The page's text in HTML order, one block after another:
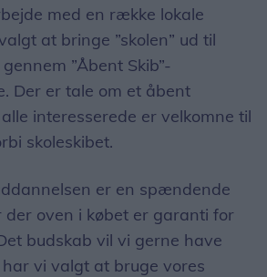
med en række lokale
at bringe ”skolen” ud til
”Åbent Skib”-
Der er tale om et åbent
interesserede er velkomne til
skoleskibet.
er en spændende
der oven i købet er garanti for
budskab vil vi gerne have
vi valgt at bruge vores